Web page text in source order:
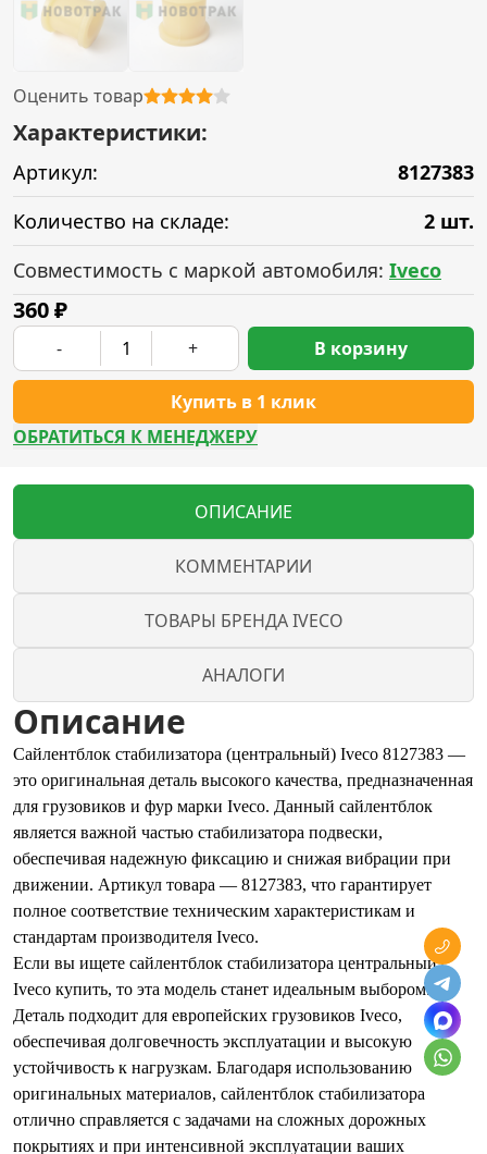
Оценить товар
Характеристики:
Артикул:
8127383
Количество на складе:
2 шт.
Совместимость с маркой автомобиля: Iveco
360₽
- +
Купить в 1 клик
В корзину
ОБРАТИТЬСЯ К МЕНЕДЖЕРУ
ОПИСАНИЕ
КОММЕНТАРИИ
ТОВАРЫ БРЕНДА IVECO
АНАЛОГИ
Описание
Сайлентблок стабилизатора (центральный) Iveco 8127383 —
это оригинальная деталь высокого качества, предназначенная
для грузовиков и фур марки Iveco. Данный сайлентблок
является важной частью стабилизатора подвески,
обеспечивая надежную фиксацию и снижая вибрации при
движении. Артикул товара — 8127383, что гарантирует
полное соответствие техническим характеристикам и
стандартам производителя Iveco.
Если вы ищете сайлентблок стабилизатора центральный
Iveco купить, то эта модель станет идеальным выбором.
Деталь подходит для европейских грузовиков Iveco,
обеспечивая долговечность эксплуатации и высокую
устойчивость к нагрузкам. Благодаря использованию
оригинальных материалов, сайлентблок стабилизатора
отлично справляется с задачами на сложных дорожных
покрытиях и при интенсивной эксплуатации ваших